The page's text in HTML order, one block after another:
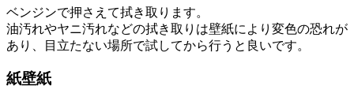
ベンジンで押さえて拭き取ります。
油汚れやヤニ汚れなどの拭き取りは壁紙により変色の恐れが
あり、目立たない場所で試してから行うと良いです。
紙壁紙